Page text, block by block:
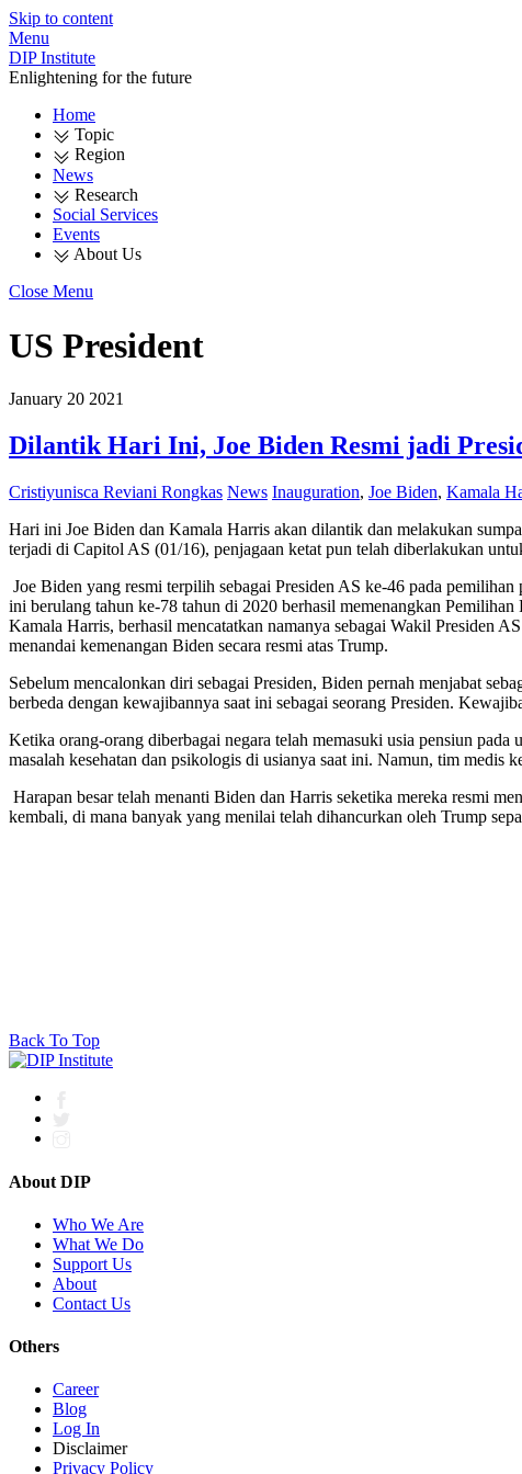
Skip to content
Menu
DIP Institute
Enlightening for the future
Home
Topic
Region
News
Research
Social Services
Events
About Us
Close Menu
US President
January 20 2021
Dilantik Hari Ini, Joe Biden Resmi jadi
Cristiyunisca Reviani Rongkas News Inauguration, Joe Biden, Kamala
Hari ini Joe Biden dan Kamala Harris akan dilantik dan melakukan
terjadi di Capitol AS (01/16), penjagaan ketat pun telah diberlakukan
Joe Biden yang resmi terpilih sebagai Presiden AS ke-46 pada
ini berulang tahun ke-78 tahun di 2020 berhasil memenangkan
Kamala Harris, berhasil mencatatkan namanya sebagai Wakil Presiden
menandai kemenangan Biden secara resmi atas Trump.
Sebelum mencalonkan diri sebagai Presiden, Biden pernah menjabat
berbeda dengan kewajibannya saat ini sebagai seorang Presiden.
Ketika orang-orang diberbagai negara telah memasuki usia pensiun
masalah kesehatan dan psikologis di usianya saat ini. Namun, tim medis
Harapan besar telah menanti Biden dan Harris seketika mereka resmi
kembali, di mana banyak yang menilai telah dihancurkan oleh Trump
Back To Top
About DIP
Who We Are
What We Do
Support Us
About
Contact Us
Others
Career
Blog
Log In
Disclaimer
Privacy Policy